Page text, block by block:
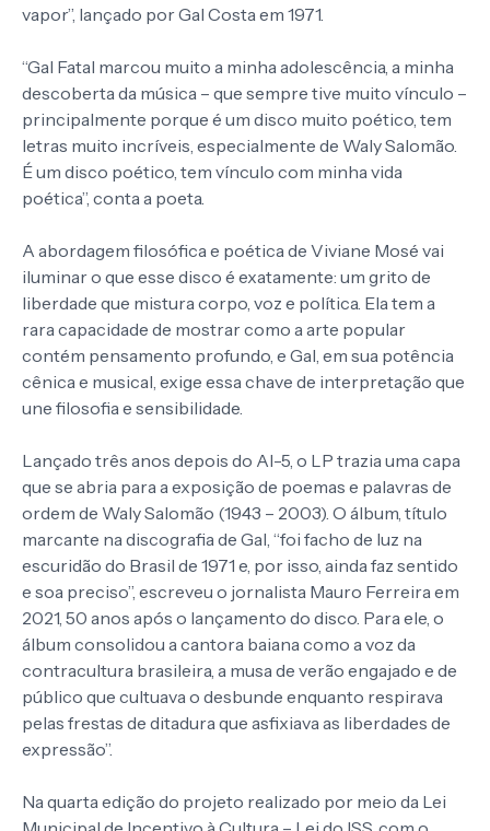
vapor”, lançado por Gal Costa em 1971.
“Gal Fatal marcou muito a minha adolescência, a minha
descoberta da música – que sempre tive muito vínculo –
principalmente porque é um disco muito poético, tem
letras muito incríveis, especialmente de Waly Salomão.
É um disco poético, tem vínculo com minha vida
poética”, conta a poeta.
A abordagem filosófica e poética de Viviane Mosé vai
iluminar o que esse disco é exatamente: um grito de
liberdade que mistura corpo, voz e política. Ela tem a
rara capacidade de mostrar como a arte popular
contém pensamento profundo, e Gal, em sua potência
cênica e musical, exige essa chave de interpretação que
une filosofia e sensibilidade.
Lançado três anos depois do AI-5, o LP trazia uma capa
que se abria para a exposição de poemas e palavras de
ordem de Waly Salomão (1943 – 2003). O álbum, título
marcante na discografia de Gal, “foi facho de luz na
escuridão do Brasil de 1971 e, por isso, ainda faz sentido
e soa preciso”, escreveu o jornalista Mauro Ferreira em
2021, 50 anos após o lançamento do disco. Para ele, o
álbum consolidou a cantora baiana como a voz da
contracultura brasileira, a musa de verão engajado e de
público que cultuava o desbunde enquanto respirava
pelas frestas de ditadura que asfixiava as liberdades de
expressão”.
Na quarta edição do projeto realizado por meio da Lei